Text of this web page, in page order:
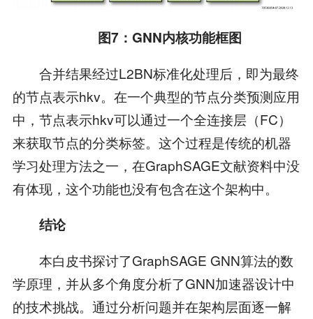
图7 ： GNN内核功能框图
合并结果经过L2BN标准化处理后，即为最终
的节点表示hkv。在一个典型的节点分类预测应用
中，节点表示hkv可以通过一个全连接层（FC）
来获取节点的分类标签。这个过程是传统的机器
学习处理方法之一，在GraphSAGE文献资料中没
有体现，这个功能也没有包含在这个架构中。
结论
本白皮书探讨了GraphSAGE GNN算法的数
学原理，并从多个角度分析了GNN加速器设计中
的技术挑战。通过分析问题并在架构层面逐一解